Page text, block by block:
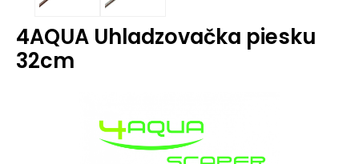
4AQUA Uhladzovačka piesku
32cm